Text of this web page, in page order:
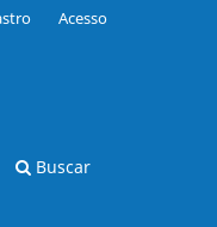
Buscar
Acesso